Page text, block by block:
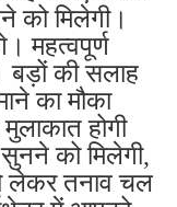
को मिलेगी।
महत्वपूर्ण
बड़ों की सलाह
का मौका
होगी
को मिलेगी,
लेकर तनाव चल